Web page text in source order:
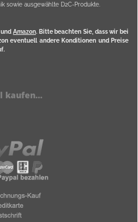
sowie ausgewählte D2C-Produkte.
Amazon. Bitte beachten Sie, dass wir bei
eventuell andere Konditionen und Preise
kaufen...